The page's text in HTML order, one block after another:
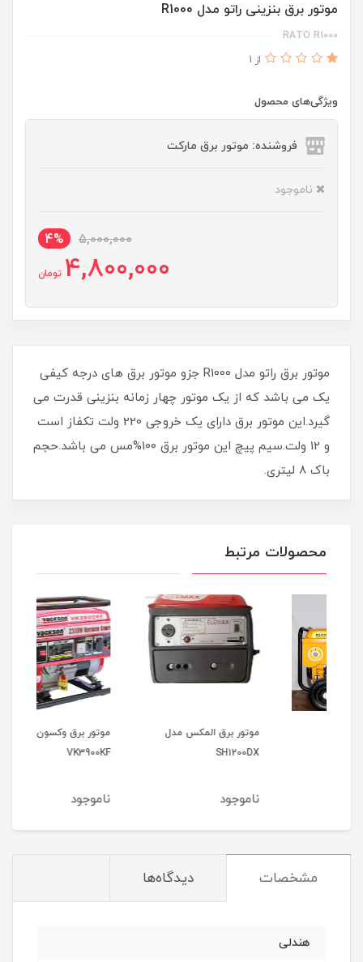
موتور برق بنزینی راتو مدل R1000
RATO R1000
از 1
ویژگی‌های محصول
فروشنده: موتور برق مارکت
ناموجود
5,000,000
4%
4,800,000 تومان
موتور برق راتو مدل R1000 جزو موتور برق های درجه کیفی
یک می باشد که از یک موتور چهار زمانه بنزینی قدرت می
گیرد.این موتور برق دارای یک خروجی 220 ولت تکفاز است
و 12 ولت.سیم پیچ این موتور برق 100%مس می باشد.حجم
باک 8 لیتری.
محصولات مرتبط
موتور برق المکس مدل
موتور برق وکسون مدل
مشخصات دیدگاه‌ها
هندلی